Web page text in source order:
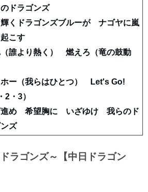
ドラゴンズ
くドラゴンズブルーが ナゴヤに嵐
こす
誰より熱く） 燃えろ（竜の鼓動
ホー（我らはひとつ） Let's Go!
2・3）
進め 希望胸に いざゆけ 我らのド
ズ
ラゴンズ～【中日ドラゴン